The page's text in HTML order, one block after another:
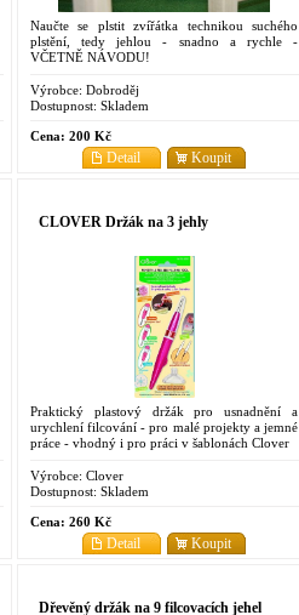
Naučte se plstit zvířátka technikou suchého
plstění, tedy jehlou - snadno a rychle -
VČETNĚ NÁVODU!
Výrobce: Dobroděj
Dostupnost: Skladem
Cena: 200 Kč
Koupit
Detail
CLOVER Držák na 3 jehly
Praktický plastový držák pro usnadnění a
urychlení filcování - pro malé projekty a jemné
práce - vhodný i pro práci v šablonách Clover
Výrobce: Clover
Dostupnost: Skladem
Cena: 260 Kč
Koupit
Detail
Dřevěný držák na 9 filcovacích jehel